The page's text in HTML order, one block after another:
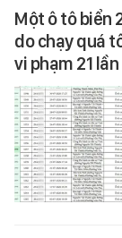
Một ô tô biển
do chạy quá
vi phạm 21 lần